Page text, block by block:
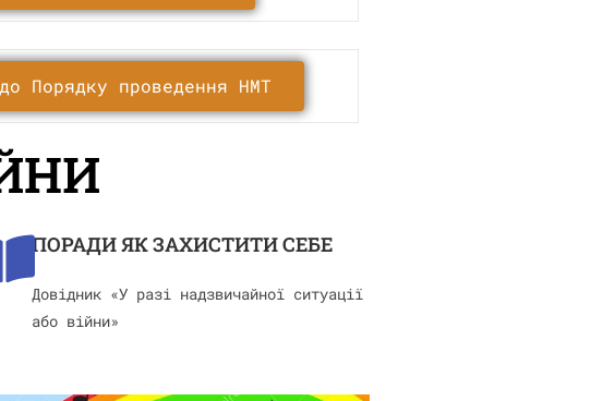
Порядку проведення НМТ
ПОРАДИ ЯК ЗАХИСТИТИ СЕБЕ
Довідник «У разі надзвичайної ситуації
або війни»